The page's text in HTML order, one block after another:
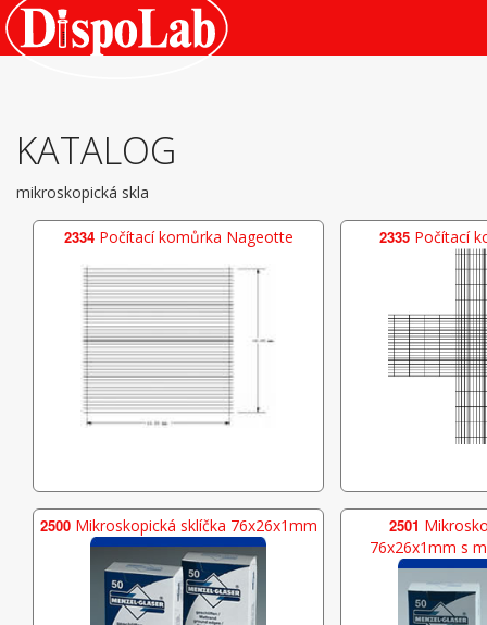
KATALOG
mikroskopická skla
2334Počítací komůrka Nageotte 2335 Počítací
2500Mikroskopická sklíčka 76x26x1mm 2501
76x26x1mm s